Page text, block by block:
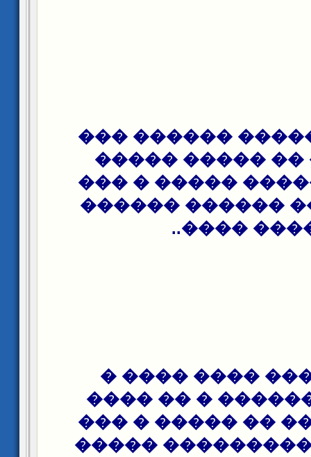
������ �����
����� � ��
������ �����
���� ����
�����
��� �����
������ ������
��������� ��
�������